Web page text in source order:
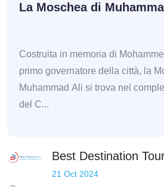
La Moschea di
Costruita in memoria di
primo governatore della città, la
Muhammad Ali si trova nel
del C...
Best Destination
21 Oct 2024